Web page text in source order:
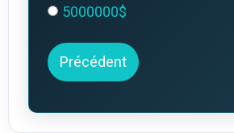
5000000$
Précédent